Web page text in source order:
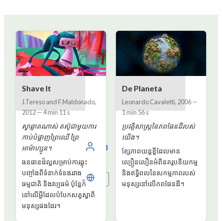
ចូល
ខ្មែរ
Shave It
J.Tereso and F.Maldonado,
2012—4 min 11 s
ស្វាឆ្លាតណាស់ តស៊ូជាមួយការ
កាប់បំផ្លាញព្រៃឈើ ព្រៃ
អាម៉ាហ្សូន។
ធនធានដ៏ល្អសម្រាប់ការឆ្លុះ
បញ្ចាំងពីទំនាក់ទំនងរវាង
ធម្មជាតិ និងវប្បធម៌ ប៉ុន្តែក៏
នៅលើអ្វីដែលបំបែកសត្វស្វាពី
មនុស្សផងដែរ។
De Planeta
Leonardo Cavaletti, 2006—
1 min 56 s
ប្រវត្តិសាស្រ្តនៃភពផែនដីរបស់
យើង។
ខ្សែភាពយន្ដខ្លីដែលមាន
ល្បឿនលឿនអំពីនគរូបនីយកម្ម
និងឥទ្ធិពលនៃសកម្មភាពរបស់
មនុស្សនៅលើភពផែនដី។